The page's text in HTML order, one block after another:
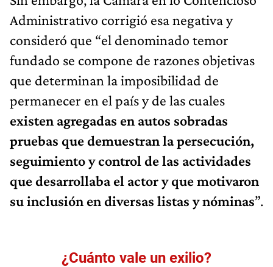
Administrativo corrigió esa negativa y
consideró que “el denominado temor
fundado se compone de razones objetivas
que determinan la imposibilidad de
permanecer en el país y de las cuales
existen agregadas en autos sobradas
pruebas que demuestran la persecución,
seguimiento y control de las actividades
que desarrollaba el actor y que motivaron
su inclusión en diversas listas y nóminas”.
¿Cuánto vale un exilio?